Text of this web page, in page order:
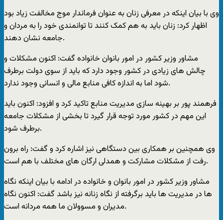
وی با بيان اينکه در معرفی زنان به عنوان فرماندار موج مخالفت زياد بود
اظهار کرد: زنان بايد به هم کمک کنند تا توانمندی خود را به مردان و
جامعه نشان دهند.
مشاور وزير کشور در امور بانوان خانواده گفت: اکنون مشکلات و
چالش های زيادی در کشور وجود دارد که بايد از سوی دولت برطرف
شود اما به اندازه کافی منابع مالی و انسانی وجود ندارد.
فرهمند پور بر بهينه سازی مديريت منابع تاکيد کرد و افزود: اکنون بايد
اين مهم در کشور مورد توجه قرار گيرد تا بخشی از مشکلات جامعه
برطرف شود.
وی همچنين بر همکاری بين دستگاهی نيز اشاره کرد و گفت: راه برون
رفت از مشکلات مشارکت و همدلی ارگان های مختلف با هم است.
مشاور وزير کشور در امور بانوان و خانواده در ادامه با بيان اينکه نگاه
ها در مديريت ها بايد برگرفته از نگاه زنانه نيز باشد گفت: اکنون نگاه
مديران و مسوولان ما همه مردانه است.